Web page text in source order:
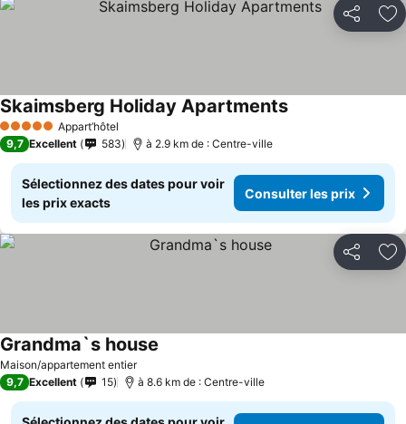
Partager
5 Étoiles Appart’hôtel
Skaimsberg Holiday Apartments
9,7 Excellent 583 à 2.9 km de : Centre-ville
Sélectionnez des dates pour voir
les prix exacts
Consulter les prix
Partager
Maison/appartement entier
Grandma`s house
9,7 Excellent 15 à 8.6 km de : Centre-ville